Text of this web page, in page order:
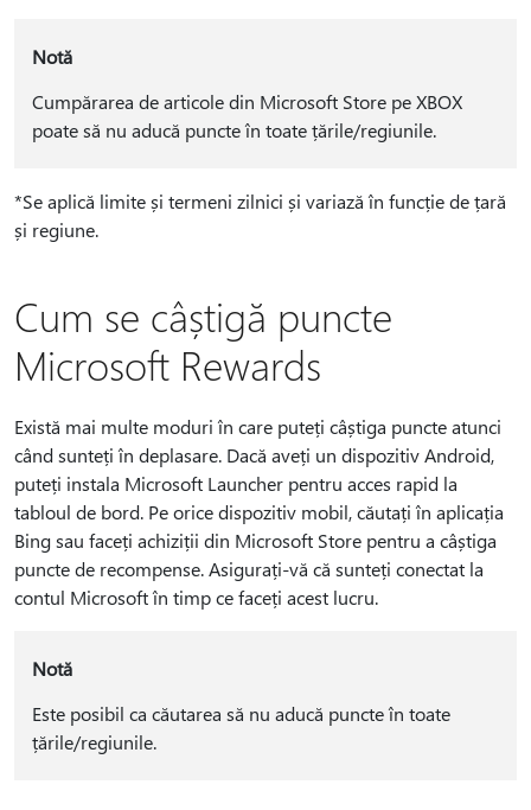
Notă
Cumpărarea de articole din Microsoft Store pe XBOX
poate să nu aducă puncte în toate țările/regiunile.
*Se aplică limite și termeni zilnici și variază în funcție de țară
și regiune.
Cum se câștigă puncte
Microsoft Rewards
Există mai multe moduri în care puteți câștiga puncte atunci
când sunteți în deplasare. Dacă aveți un dispozitiv Android,
puteți instala Microsoft Launcher pentru acces rapid la
tabloul de bord. Pe orice dispozitiv mobil, căutați în aplicația
Bing sau faceți achiziții din Microsoft Store pentru a câștiga
puncte de recompense. Asigurați-vă că sunteți conectat la
contul Microsoft în timp ce faceți acest lucru.
Notă
Este posibil ca căutarea să nu aducă puncte în toate
țările/regiunile.